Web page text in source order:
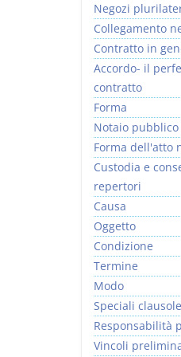
Negozi
Collegamento
Contratto in
Accordo- il
contratto
Forma
Notaio
Forma dell'atto
Custodia e
repertori
Causa
Oggetto
Condizione
Termine
Modo
Speciali
Responsabilità
Vincoli